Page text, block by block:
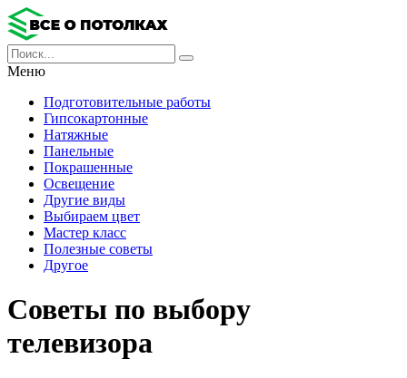
Меню
Подготовительные работы
Гипсокартонные
Натяжные
Панельные
Покрашенные
Освещение
Другие виды
Выбираем цвет
Мастер класс
Полезные советы
Другое
Советы по выбору
телевизора